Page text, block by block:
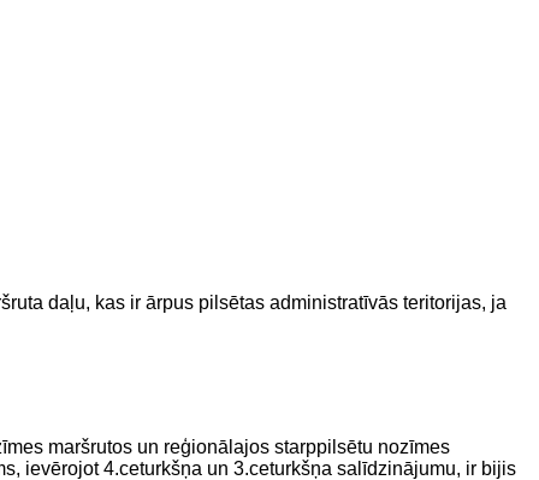
daļu, kas ir ārpus pilsētas administratīvās teritorijas, ja
maršrutos un reģionālajos starppilsētu nozīmes
ievērojot 4.ceturkšņa un 3.ceturkšņa salīdzinājumu, ir bijis